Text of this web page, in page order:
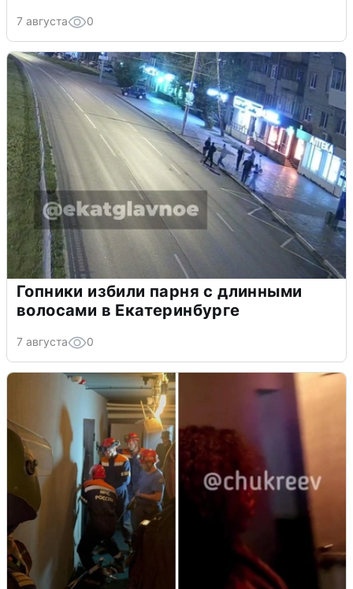
7 августа 0
Гопники избили парня с длинными
волосами в Екатеринбурге
7 августа 0